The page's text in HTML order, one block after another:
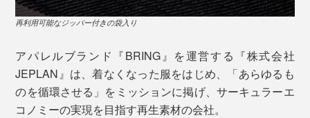
てもヨレにくく、快適です。
冒険家の吉田智輝さん。2023年5月には、49日間、距離420kmの大遠征の末、北
米大陸最高峰「デナリ」の登頂に成功。
「ショーツは、一度も洗うことなく履いていました。縫
い目がないため、すごく動きやすかったです。
再利用可能なジッパー付きの袋入り
アパレルブランド『BRING』を運営する『株式会社
JEPLAN』は、着なくなった服をはじめ、「あらゆるも
のを循環させる」をミッションに掲げ、サーキュラーエ
コノミーの実現を目指す再生素材の会社。